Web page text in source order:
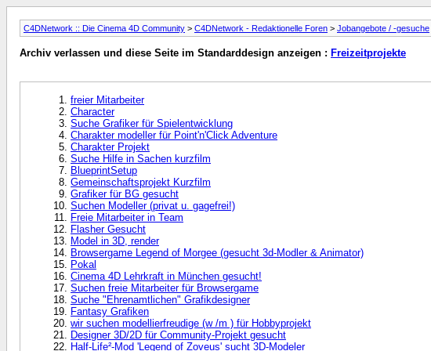
C4DNetwork :: Die Cinema 4D Community > C4DNetwork - Redaktionelle Foren > Jobangebote / -gesuche
Archiv verlassen und diese Seite im Standarddesign anzeigen : Freizeitprojekte
freier Mitarbeiter
Character
Suche Grafiker für Spielentwicklung
Charakter modeller für Point'n'Click Adventure
Charakter Projekt
Suche Hilfe in Sachen kurzfilm
BlueprintSetup
Gemeinschaftsprojekt Kurzfilm
Grafiker für BG gesucht
Suchen Modeller (privat u. gagefrei!)
Freie Mitarbeiter in Team
Flasher Gesucht
Model in 3D, render
Browsergame Legend of Morgee (gesucht 3d-Modler & Animator)
Pokal
Cinema 4D Lehrkraft in München gesucht!
Suchen freie Mitarbeiter für Browsergame
Suche "Ehrenamtlichen" Grafikdesigner
Fantasy Grafiken
wir suchen modellierfreudige (w /m ) für Hobbyprojekt
Designer 3D/2D für Community-Projekt gesucht
Half-Life²-Mod 'Legend of Zoveus' sucht 3D-Modeler